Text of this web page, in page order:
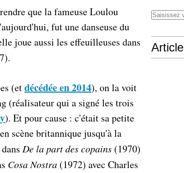
que la fameuse Loulou
fut une danseuse du
joue aussi les effeuilleuses dans
(etdécédée en 2014), on la voit
(réalisateur qui a signé les trois
). Et pour cause : c'était sa petite
scène britannique jusqu'à la
De la part des copains (1970)
Cosa Nostra (1972) avec Charles